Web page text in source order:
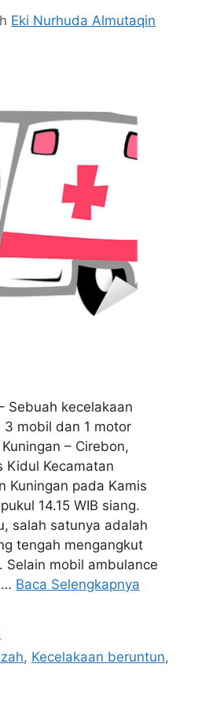
Eki Nurhuda Almutaqin
Sebuah kecelakaan
mobil dan 1 motor
– Cirebon,
Kidul Kecamatan
Kuningan pada Kamis
14.15 WIB siang.
salah satunya adalah
tengah mengangkut
Selain mobil ambulance
… Baca Selengkapnya
, Kecelakaan beruntun,